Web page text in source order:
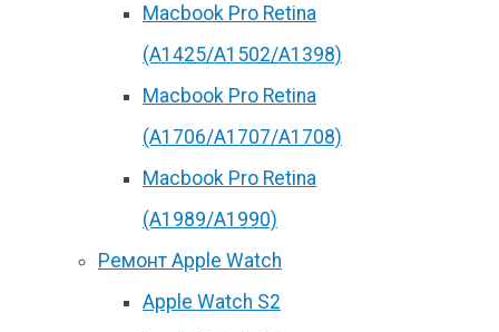
Macbook Pro Retina
(А1425/A1502/A1398)
Macbook Pro Retina
(А1706/A1707/A1708)
Macbook Pro Retina
(А1989/A1990)
Ремонт Apple Watch
Apple Watch S2